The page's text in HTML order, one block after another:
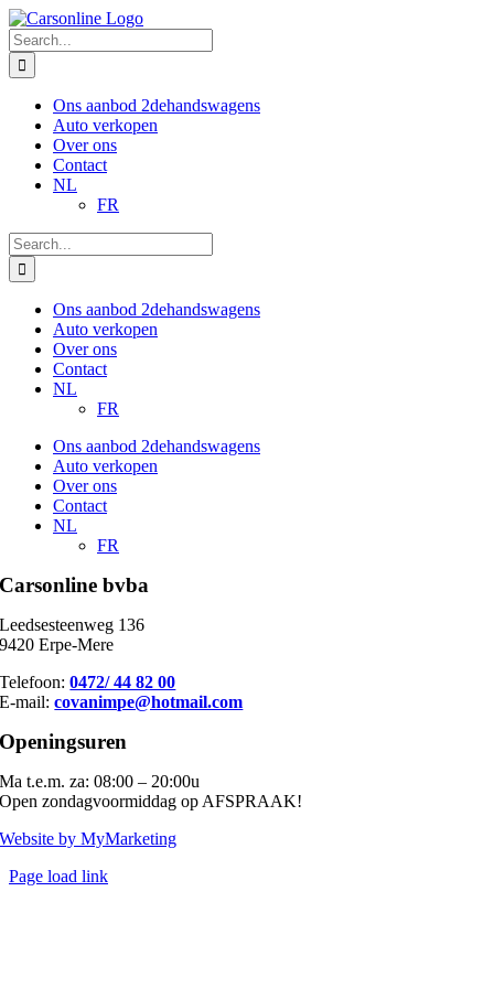
Skip
to
content
Search
for:
Ons aanbod 2dehandswagens
Auto verkopen
Over ons
Contact
NL
FR
Search
for:
Ons aanbod 2dehandswagens
Auto verkopen
Over ons
Contact
NL
FR
Ons aanbod 2dehandswagens
Auto verkopen
Over ons
Contact
NL
FR
Carsonline bvba
Leedsesteenweg 136
9420 Erpe-Mere
Telefoon:0472/ 44 82 00
E-mail:covanimpe@hotmail.com
Openingsuren
Ma t.e.m. za: 08:00 – 20:00u
Open zondagvoormiddag op AFSPRAAK!
Website by MyMarketing
Page load link